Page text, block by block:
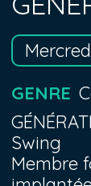
GENRE
Swing
Membre